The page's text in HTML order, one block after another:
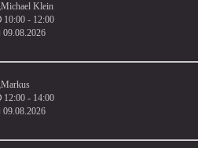
Michael Klein
10:00 - 12:00
09.08.2026
Markus
12:00 - 14:00
09.08.2026